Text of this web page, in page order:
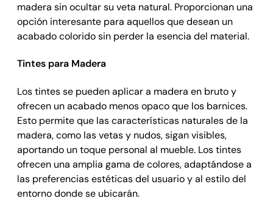
madera sin ocultar su veta natural. Proporcionan una
opción interesante para aquellos que desean un
acabado colorido sin perder la esencia del material.
Tintes para Madera
Los tintes se pueden aplicar a madera en bruto y
ofrecen un acabado menos opaco que los barnices.
Esto permite que las características naturales de la
madera, como las vetas y nudos, sigan visibles,
aportando un toque personal al mueble. Los tintes
ofrecen una amplia gama de colores, adaptándose a
las preferencias estéticas del usuario y al estilo del
entorno donde se ubicarán.